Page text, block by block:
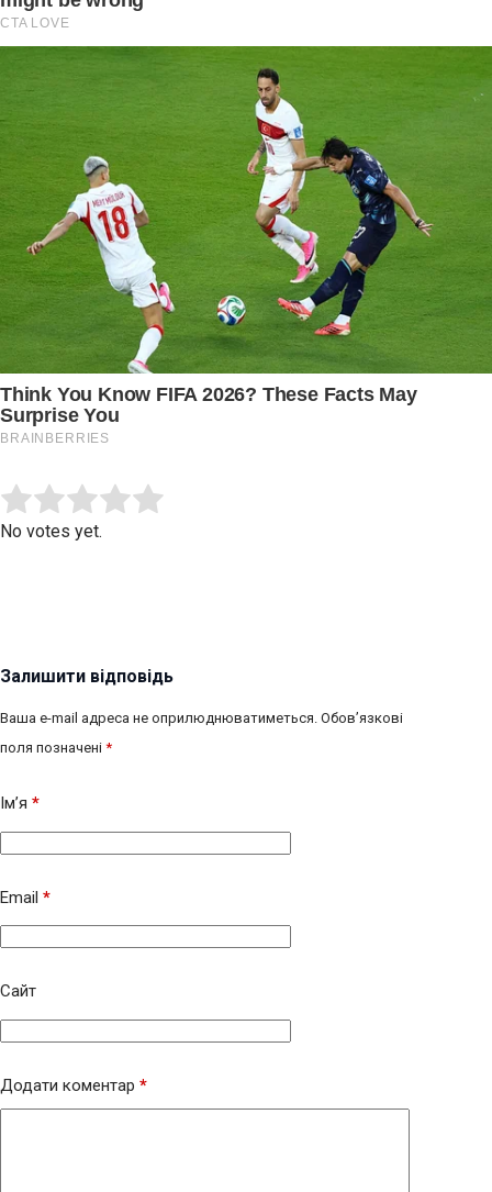
Rate this item:
No votes yet.
Залишити відповідь
Ваша e-mail адреса не оприлюднюватиметься. Обов’язкові
поля позначені *
Ім’я *
Email *
Сайт
Додати коментар *